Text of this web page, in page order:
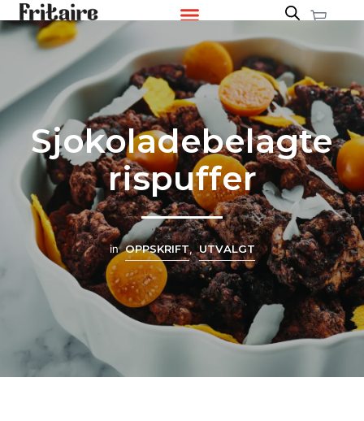
Sjokoladebelagte
rispuffer
in OPPSKRIFT, UTVALGT